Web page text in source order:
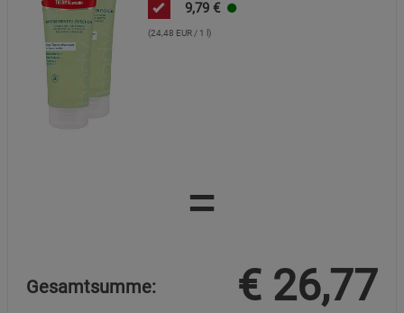
9,79 €
(24,48 EUR / 1 l)
=
Gesamtsumme: € 26,77
Cookie-Informationen
Marketing Cookies (3)
Beschreibung Marketing Cookies